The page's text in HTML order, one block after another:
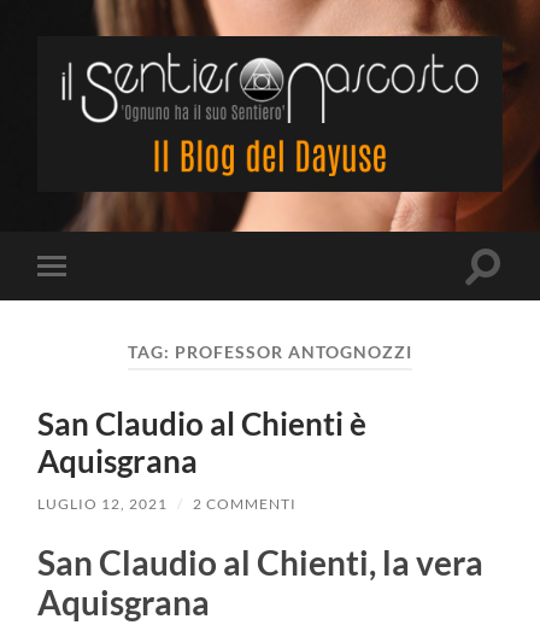
Nascosto
il
dispositiviTAG: PROFESSOR ANTOGNOZZI
San Claudio al Chienti è
Aquisgrana
LUGLIO 12, 2021 / 2 COMMENTI
San Claudio al Chienti, la vera
Aquisgrana